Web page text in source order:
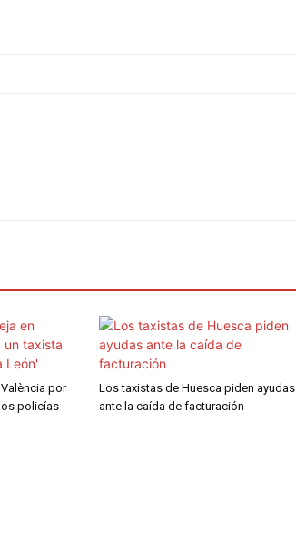
por
policías
Los taxistas de Huesca piden ayudas
ante la caída de facturación